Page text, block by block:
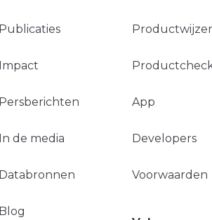
Publicaties
Impact
Persberichten
In de media
Databronnen
Blog
App
Developers
Voorwaarden